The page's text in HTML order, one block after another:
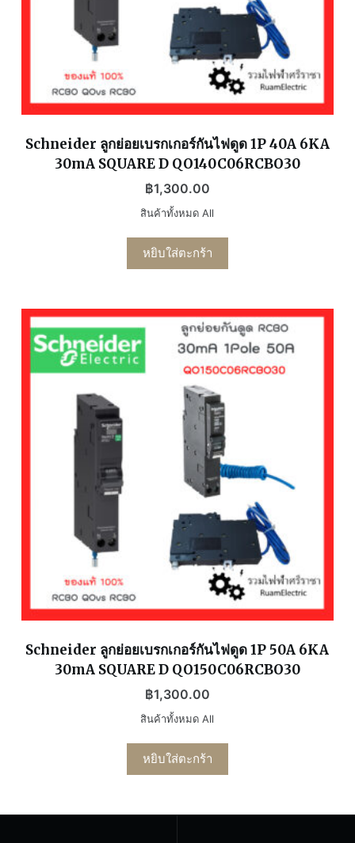
Schneider ลูกย่อยเบรกเกอร์กันไฟดูด 1P 40A 6KA
30mA SQUARE D QO140C06RCBO30
฿1,300.00
สินค้าทั้งหมด All
หยิบใส่ตะกร้า
Schneider ลูกย่อยเบรกเกอร์กันไฟดูด 1P 50A 6KA
30mA SQUARE D QO150C06RCBO30
฿1,300.00
สินค้าทั้งหมด All
หยิบใส่ตะกร้า